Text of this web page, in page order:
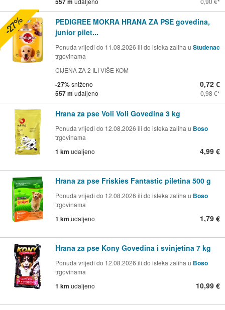
PEDIGREE MOKRA HRANA ZA PSE govedina,
junior pilet...
Ponuda vrijedi do 11.08.2026 ili do isteka zaliha u Studenac
trgovinama
CIJENA ZA 2 ILI VIŠE KOM
-27%sniženo
557 m udaljeno
0,72 €
0,98 €
-27%
Hrana za pse Voli Voli Govedina 3 kg
Ponuda vrijedi do 12.08.2026 ili do isteka zaliha u Boso
trgovinama
1 km udaljeno 4,99 €
Hrana za pse Friskies Fantastic piletina 500 g
Ponuda vrijedi do 12.08.2026 ili do isteka zaliha u Boso
trgovinama
1 km udaljeno 1,79 €
Hrana za pse Kony Govedina i svinjetina 7 kg
Ponuda vrijedi do 12.08.2026 ili do isteka zaliha u Boso
trgovinama
1 km udaljeno 10,99 €